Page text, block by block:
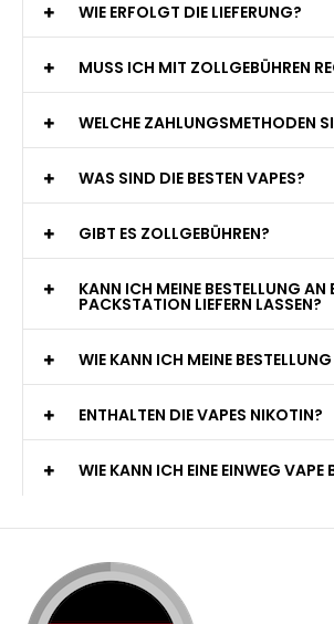
WIE ERFOLGT DIE LIEFERUNG?
MUSS ICH MIT ZOLLGEBÜHREN
WELCHE ZAHLUNGSMETHODEN
WAS SIND DIE BESTEN VAPES?
GIBT ES ZOLLGEBÜHREN?
KANN ICH MEINE BESTELLUNG AN
PACKSTATION LIEFERN LASSEN?
WIE KANN ICH MEINE
ENTHALTEN DIE VAPES NIKOTIN?
WIE KANN ICH EINE EINWEG VAPE